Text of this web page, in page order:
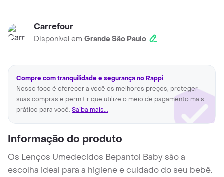
Carrefour
Disponível em Grande São Paulo
Compre com tranquilidade e segurança no Rappi
Nosso foco é oferecer a você os melhores preços, proteger
suas compras e permitir que utilize o meio de pagamento mais
prático para você. Saiba mais...
Informação do produto
Os Lenços Umedecidos Bepantol Baby são a
escolha ideal para a higiene e cuidado do seu bebê.